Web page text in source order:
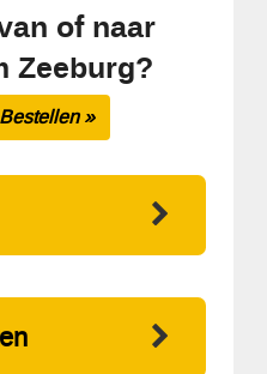
of naar
Zeeburg?
»